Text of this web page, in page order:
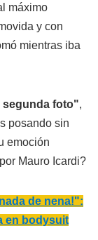
máximo
y con
mientras iba
segunda foto",
posando sin
emoción
Mauro Icardi?
de nena!":
en bodysuit